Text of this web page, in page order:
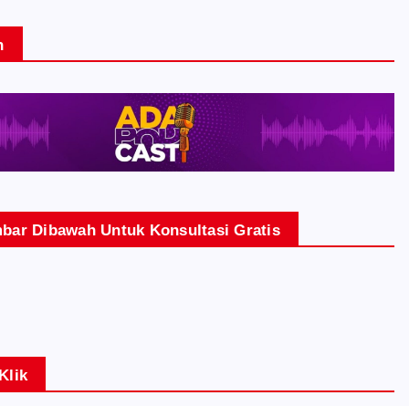
Dibawah Untuk Konsultasi Gratis